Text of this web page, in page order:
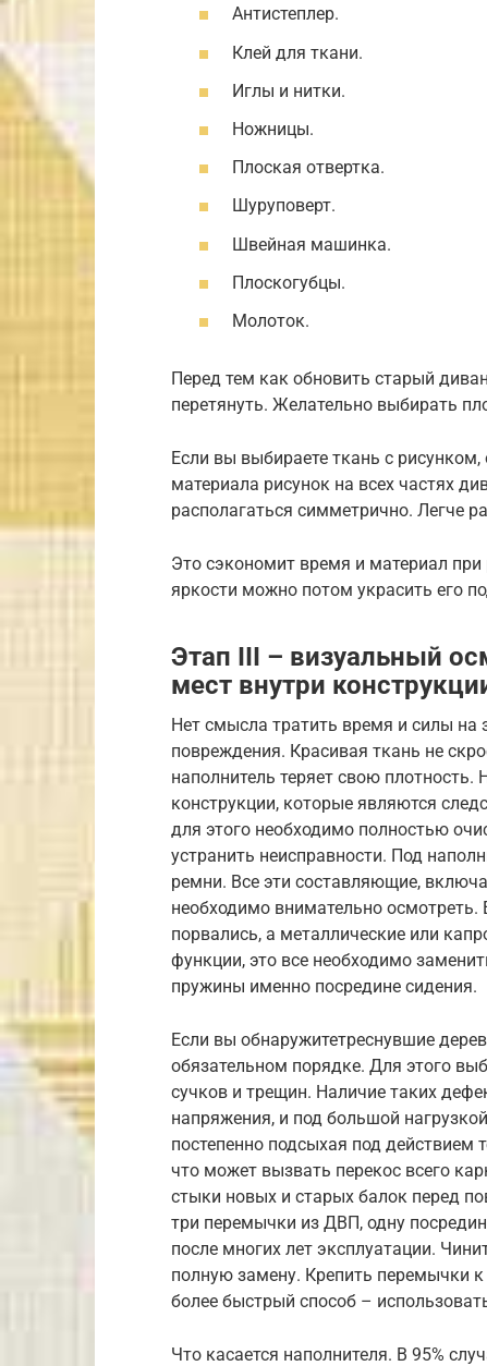
Антистеплер.
Клей для ткани.
Иглы и нитки.
Ножницы.
Плоская отвертка.
Шуруповерт.
Швейная машинка.
Плоскогубцы.
Молоток.
Перед тем как обновить старый
перетянуть. Желательно выбирать
Если вы выбираете ткань с
материала рисунок на всех частях
располагаться симметрично. Легче
Это сэкономит время и материал
яркости можно потом украсить его
Этап III – визуальный
мест внутри
Нет смысла тратить время и силы на
повреждения. Красивая ткань не
наполнитель теряет свою
конструкции, которые являются
для этого необходимо полностью
устранить неисправности. Под
ремни. Все эти составляющие,
необходимо внимательно
порвались, а металлические или
функции, это все необходимо
пружины именно посредине сидения.
Если вы обнаружитетреснувшие
обязательном порядке. Для этого
сучков и трещин. Наличие таких
напряжения, и под большой
постепенно подсыхая под действием
что может вызвать перекос всего
стыки новых и старых балок перед
три перемычки из ДВП, одну
после многих лет эксплуатации.
полную замену. Крепить перемычки
более быстрый способ –
Что касается наполнителя. В 95%